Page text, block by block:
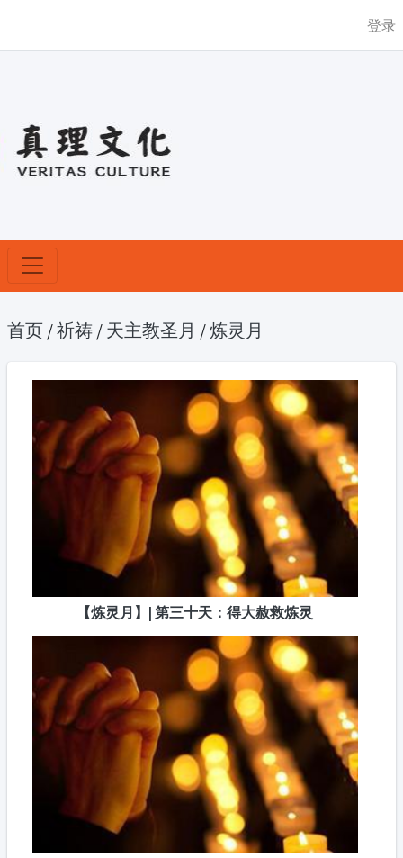
登录
首页 /祈祷 / 天主教圣月 /炼灵月
【炼灵月】| 第三十天：得大赦救炼灵